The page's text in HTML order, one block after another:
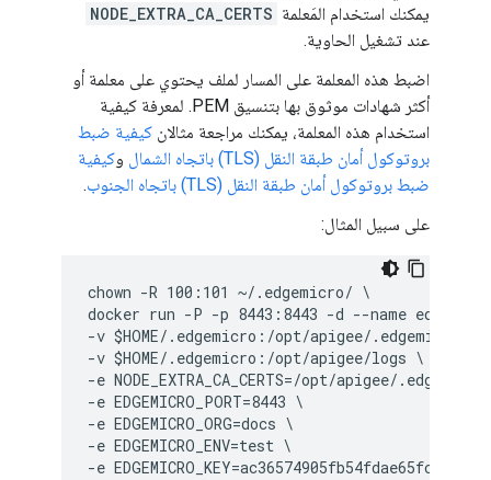
يمكنك استخدام المَعلمة NODE_EXTRA_CA_CERTS
عند تشغيل الحاوية.
اضبط هذه المعلمة على المسار لملف يحتوي على معلمة أو
أكثر شهادات موثوق بها بتنسيق PEM. لمعرفة كيفية
استخدام هذه المعلمة، يمكنك مراجعة مثالان كيفية ضبط
بروتوكول أمان طبقة النقل (TLS) باتجاه الشمال
وكيفية
ضبط بروتوكول أمان طبقة النقل (TLS) باتجاه الجنوب
.
على سبيل المثال:
chown -R 100:101 ~/.edgemicro/ \
docker run -P -p 8443:8443 -d --name
-v $HOME/.edgemicro:/opt/apigee/.edgemicro \
-v $HOME/.edgemicro:/opt/apigee/logs \
-e NODE_EXTRA_CA_CERTS=/opt/apigee/
-e EDGEMICRO_PORT=8443 \
-e EDGEMICRO_ORG=docs \
-e EDGEMICRO_ENV=test \
-e